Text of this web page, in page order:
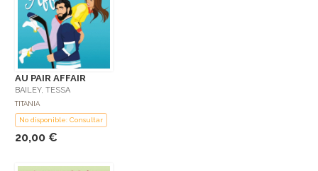
AU PAIR AFFAIR
BAILEY, TESSA
TITANIA
No disponible: Consultar
20,00 €